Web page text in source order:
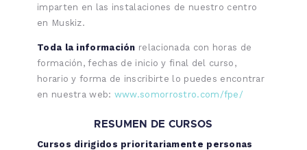
imparten en las instalaciones de nuestro centro
en Muskiz.
Toda la información relacionada con horas de
formación, fechas de inicio y final del curso,
horario y forma de inscribirte lo puedes encontrar
en nuestra web: www.somorrostro.com/fpe/
RESUMEN DE CURSOS
Cursos dirigidos prioritariamente personas